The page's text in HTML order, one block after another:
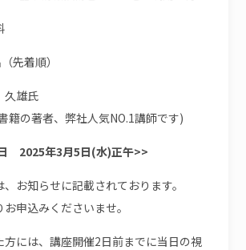
先着順）
雄氏
籍の著者、弊社人気NO.1講師です)
2025年3月5日(水)正午>>
お知らせに記載されております。
申込みくださいませ。
方には、講座開催2日前までに当日の視